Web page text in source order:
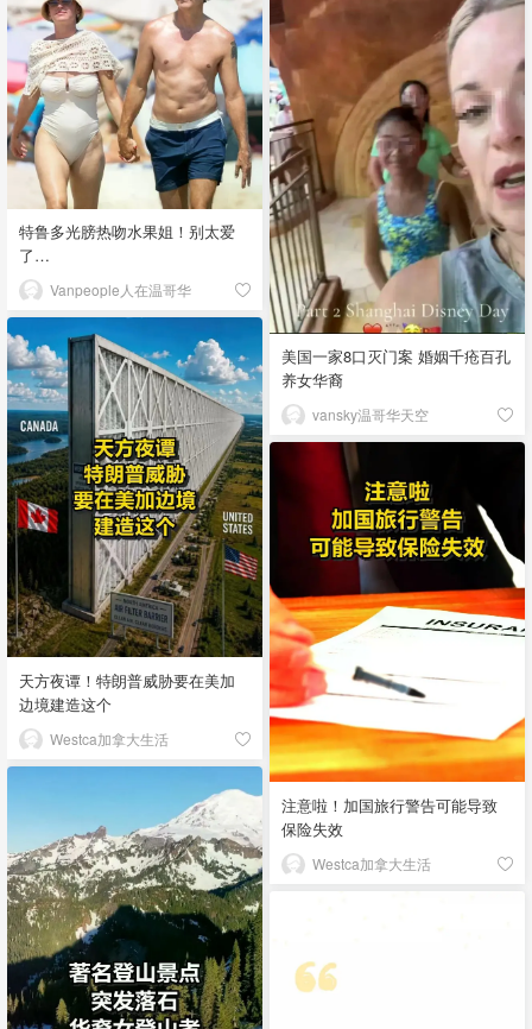
特鲁多光膀热吻水果姐！别太爱
了…
Vanpeople人在温哥华
美国一家8口灭门案 婚姻千疮百孔
养女华裔
vansky温哥华天空
天方夜谭！特朗普威胁要在美加
边境建造这个
Westca加拿大生活
注意啦！加国旅行警告可能导致
保险失效
Westca加拿大生活